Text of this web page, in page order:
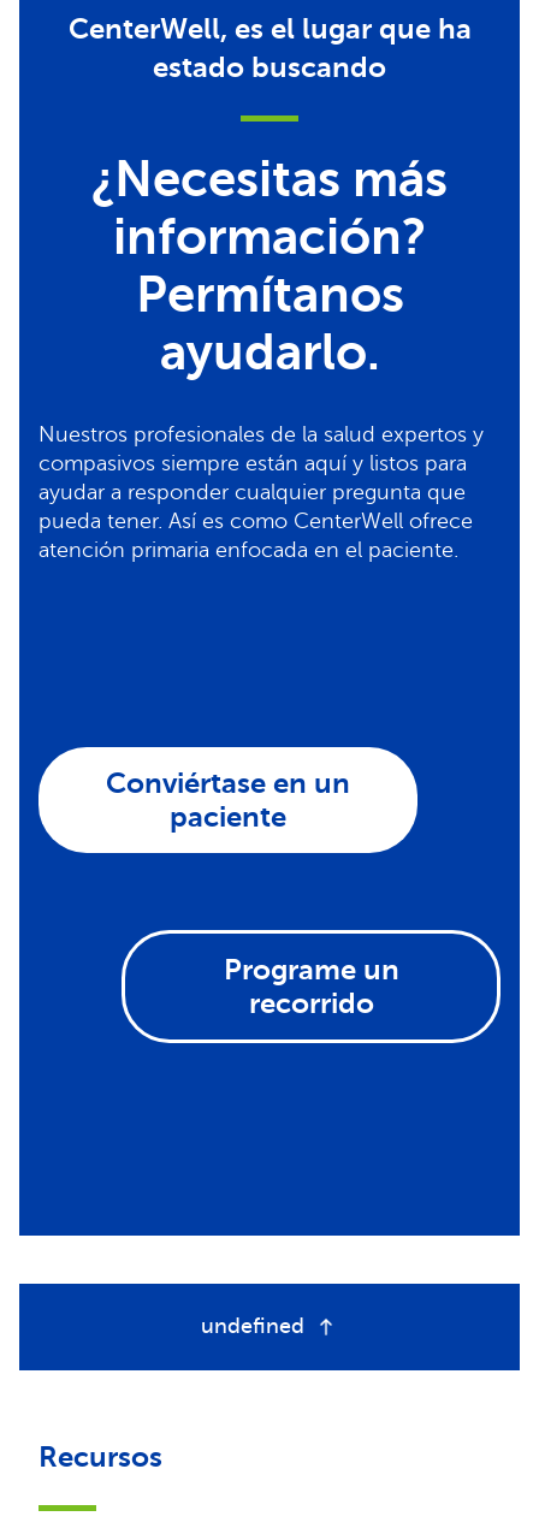
CenterWell, es el lugar que ha
estado buscando
¿Necesitas más
información?
Permítanos
ayudarlo.
Nuestros profesionales de la salud expertos y
compasivos siempre están aquí y listos para
ayudar a responder cualquier pregunta que
pueda tener. Así es como CenterWell ofrece
atención primaria enfocada en el paciente.
Conviértase en un
paciente
Programe un
recorrido
undefined
Recursos